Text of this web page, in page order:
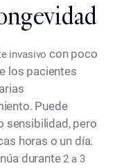
invasivo con poco
los pacientes
Puede
sensibilidad, pero
horas o un día.
durante2 a 3